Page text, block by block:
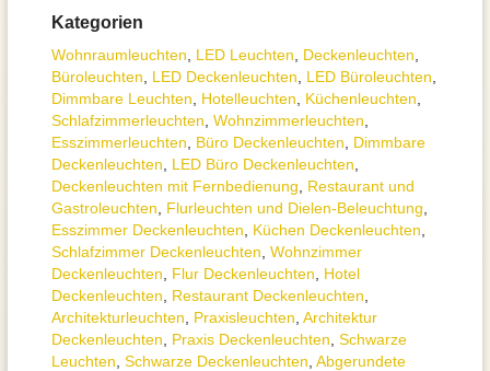
Kategorien
Wohnraum­leuchten LED Leuchten Decken­leuchten
Büroleuchten
LED Deckenleuchten LED Büroleuchten
Dimmbare Leuchten
Hotelleuchten Küchenleuchten
Schlafzimmer­leuchten Wohnzimmer­leuchten
Esszimmer­­leuchten
Büro Deckenleuchten
Dimmbare
Deckenleuchten
LED Büro Deckenleuchten
Deckenleuchten mit Fernbedienung
Restaurant und
Gastroleuchten
Flurleuchten und Dielen-Beleuchtung
Esszimmer Deckenleuchten
Küchen Deckenleuchten
Schlafzimmer Deckenleuchten Wohnzimmer
Deckenleuchten
Flur Deckenleuchten
Hotel
Deckenleuchten
Restaurant Deckenleuchten
Architektur­leuchten
Praxisleuchten Architektur
Deckenleuchten
Praxis Deckenleuchten Schwarze
Leuchten Schwarze Deckenleuchten Abgerundete